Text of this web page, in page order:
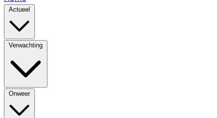
Actueel
Verwachting
Onweer